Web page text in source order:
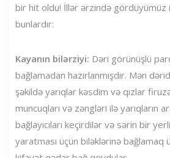
bir hit oldu! İllər ərzində gördüyümüz
bunlardır:
Kayanın bilərziyi: Dəri görünüşlü
bağlamadan hazırlanmışdır. Mən
şəkildə yarıqlar kəsdim və qızlar
muncuqları və zəngləri ilə yarıqların
bağlayıcıları keçirdilər və sərin bir
yaratması üçün biləklərinə bağlamaq